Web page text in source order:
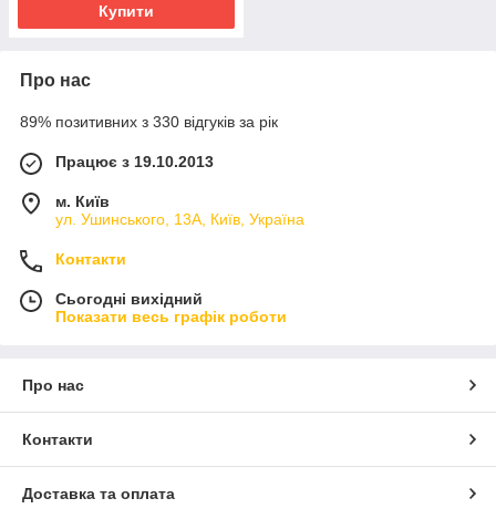
Купити
Про нас
89% позитивних з 330 відгуків за рік
Працює з 19.10.2013
м. Київ
ул. Ушинського, 13А, Київ, Україна
Контакти
Сьогодні вихідний
Показати весь графік роботи
Про нас
Контакти
Доставка та оплата